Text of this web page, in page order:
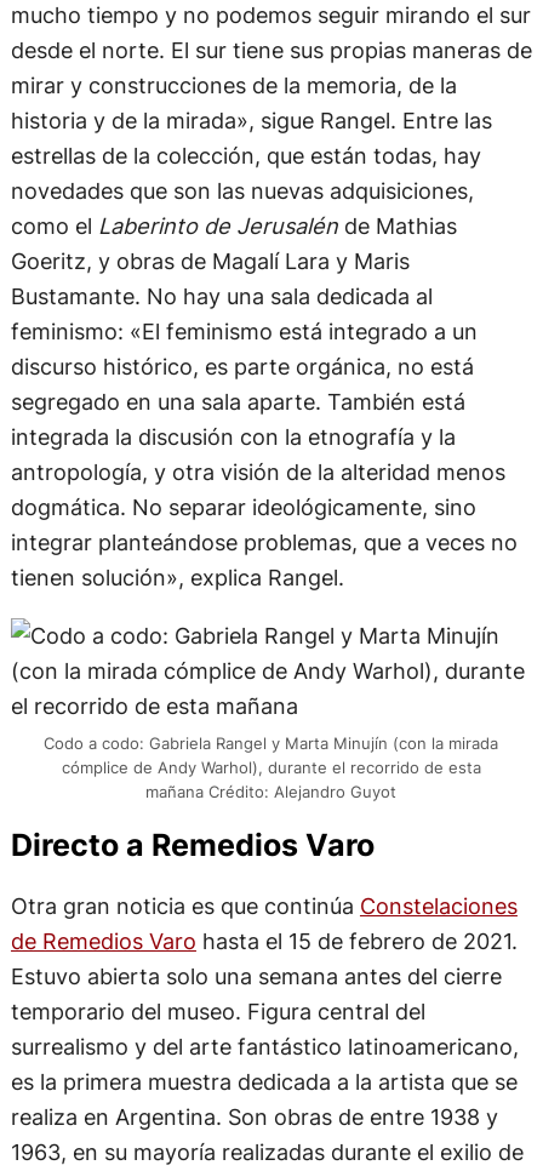
mucho tiempo y no podemos seguir mirando el sur
desde el norte. El sur tiene sus propias maneras de
mirar y construcciones de la memoria, de la
historia y de la mirada», sigue Rangel. Entre las
estrellas de la colección, que están todas, hay
novedades que son las nuevas adquisiciones,
como el Laberinto de Jerusalén de Mathias
Goeritz, y obras de Magalí Lara y Maris
Bustamante. No hay una sala dedicada al
feminismo: «El feminismo está integrado a un
discurso histórico, es parte orgánica, no está
segregado en una sala aparte. También está
integrada la discusión con la etnografía y la
antropología, y otra visión de la alteridad menos
dogmática. No separar ideológicamente, sino
integrar planteándose problemas, que a veces no
tienen solución», explica Rangel.
Codo a codo: Gabriela Rangel y Marta Minujín (con la mirada
cómplice de Andy Warhol), durante el recorrido de esta
mañana Crédito: Alejandro Guyot
Directo a Remedios Varo
Otra gran noticia es que continúa Constelaciones
de Remedios Varo hasta el 15 de febrero de 2021.
Estuvo abierta solo una semana antes del cierre
temporario del museo. Figura central del
surrealismo y del arte fantástico latinoamericano,
es la primera muestra dedicada a la artista que se
realiza en Argentina. Son obras de entre 1938 y
1963, en su mayoría realizadas durante el exilio de